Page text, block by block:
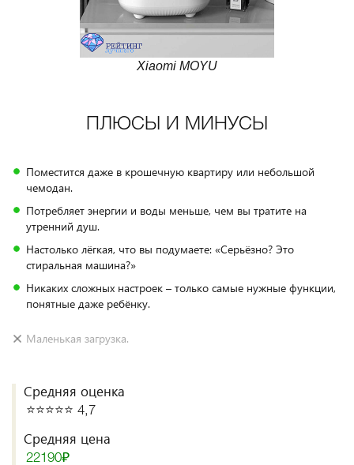
Xiaomi MOYU
ПЛЮСЫ И МИНУСЫ
Поместится даже в крошечную квартиру или небольшой
чемодан.
Потребляет энергии и воды меньше, чем вы тратите на
утренний душ.
Настолько лёгкая, что вы подумаете: «Серьёзно? Это
стиральная машина?»
Никаких сложных настроек – только самые нужные функции,
понятные даже ребёнку.
Маленькая загрузка.
Средняя оценка
⭐️⭐️⭐️⭐️⭐️ 4,7
Средняя цена
22190₽